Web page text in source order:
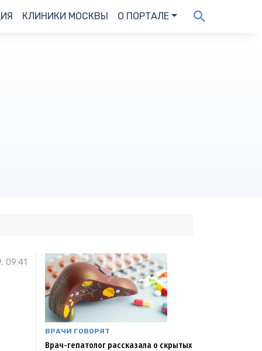
КЛИНИКИ МОСКВЫ О ПОРТАЛЕ
09:41
ВРАЧИ ГОВОРЯТ
Врач-гепатолог рассказала о скрытых